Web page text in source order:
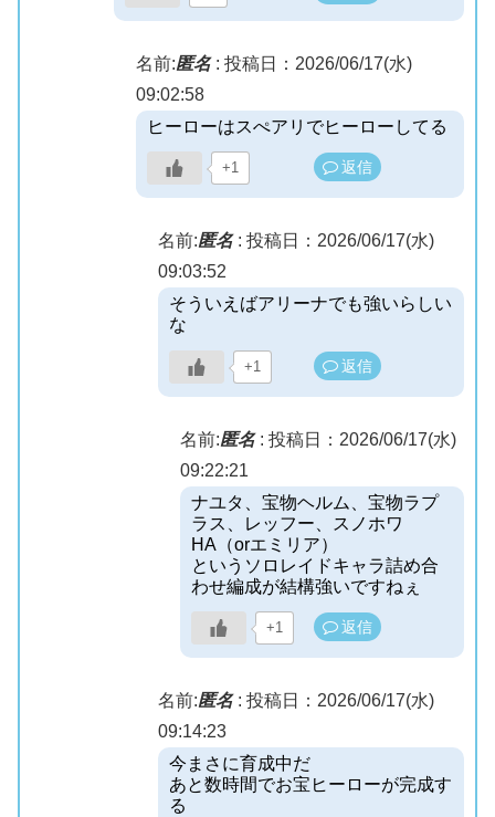
名前:匿名: 投稿日：2026/06/17(水)
09:02:58
ヒーローはスぺアリでヒーローしてる
+1 返信
名前:匿名: 投稿日：2026/06/17(水)
09:03:52
そういえばアリーナでも強いらしい
な
+1 返信
名前:匿名: 投稿日：2026/06/17(水)
09:22:21
ナユタ、宝物ヘルム、宝物ラプ
ラス、レッフー、スノホワ
HA（orエミリア）
というソロレイドキャラ詰め合
わせ編成が結構強いですねぇ
+1 返信
名前:匿名: 投稿日：2026/06/17(水)
09:14:23
今まさに育成中だ
あと数時間でお宝ヒーローが完成す
る